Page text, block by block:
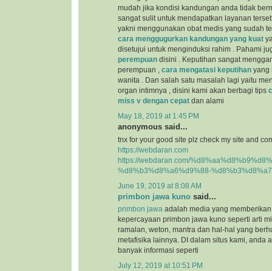
mudah jika kondisi kandungan anda tidak
sangat sulit untuk mendapatkan layanan
yakni menggunakan obat medis yang sudah
cara menggugurkan kandungan yang kuat
disetujui untuk menginduksi rahim . Pahami
perempuan disini . Keputihan sangat
perempuan , cara mengatasi keputihan yang
wanita . Dan salah satu masalah lagi yaitu
organ intimnya , disini kami akan berbagi tips
miss v dengan cepat dan alami
May 18, 2019 at 1:45 PM
anonymous said...
tnx for your good site plz check my site and
https://webdaran.com
https://webdaran.com/
%d8%b3%d8%a6%d9%88-
June 19, 2019 at 8:08 AM
primbon jawa kuno said...
primbon jawa adalah media yang
kepercayaan primbon jawa kuno seperti arti
ramalan, weton, mantra dan hal-hal yang
metafisika lainnya. DI dalam situs kami, anda
banyak informasi seperti
July 12, 2019 at 10:51 PM